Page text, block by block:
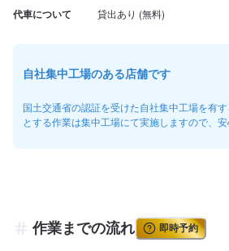
代車について
自社集中工場のある店舗です
国土交通省の認証を受けた自社集中工場を有
とする作業は集中工場にて実施しますので、安
作業までの流れ 即時予約